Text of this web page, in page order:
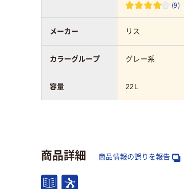
(9)
リス
グレー系
22L
メーカー
カラーグループ
容量
商品詳細 商品情報の誤りを報告